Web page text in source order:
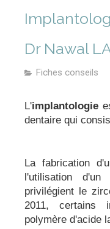
Dr Nawal
Fiches conseils
L'implantologie
dentaire qui
La fabrication
l'utilisation d'un
privilégient le
2011, certains
polymère d'acide